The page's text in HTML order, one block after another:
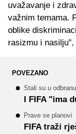
uvažavanje i
važnim temama.
oblike
rasizmu i
POVEZANO
Stali su u
I FIFA "ima
Prave se planovi
FIFA traži